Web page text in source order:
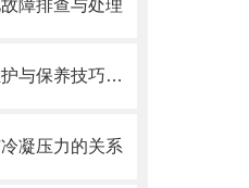
障排查与处理
风冷式恒温冷水机的维护与保养技巧分析
凝压力的关系